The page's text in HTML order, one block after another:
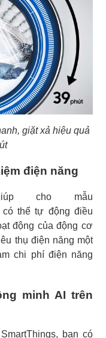
giặt xả hiệu quả
điện năng
có thể tự động điều
động của động cơ
thụ điện năng một
chi phí điện năng
minh AI trên
bạn có